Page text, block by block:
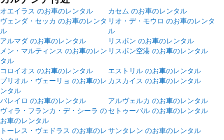
オエイラス のお車のレンタル
カセム のお車のレンタル
ヴェンダ・セッカ のお車のレンタ
ル
リオ・デ・モウロ のお車のレンタ
ル
アルマダ のお車のレンタル
リスボン のお車のレンタル
メン・マルティンス のお車のレン
タル
リスボン空港 のお車のレンタル
コロイオス のお車のレンタル
エストリル のお車のレンタル
プリオル・ヴェーリョ のお車のレ
ンタル
カスカイス のお車のレンタル
バレイロ のお車のレンタル
アルヴェルカ のお車のレンタル
ヴィラ・フランカ・デ・シーラ の
お車のレンタル
セトゥーバル のお車のレンタル
トーレス・ヴェドラス のお車のレサンタレン のお車のレンタル